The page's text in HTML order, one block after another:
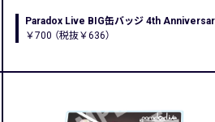
Paradox Live BIG缶バッジ 4th
￥700 （税抜￥636）